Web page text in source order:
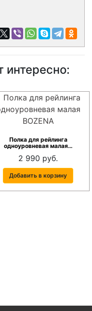
интересно:
Полка для рейлинга
одноуровневая малая…
2 990 руб.
Добавить в корзину